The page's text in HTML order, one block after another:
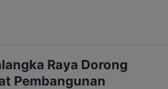
DPD PAN Kota Palangka Raya
tersebut merupakan instruksi
pusat. “Kita tentu mendukung
berjalan dengan baik oleh
Raya Dorong
Pembangunan